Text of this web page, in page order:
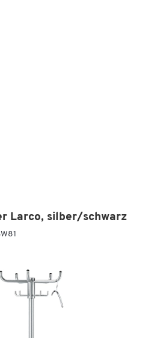
Larco, silber/schwarz